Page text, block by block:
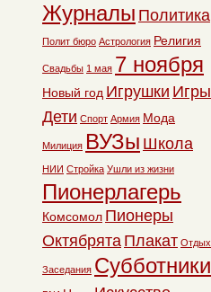
Журналы Политика
Полит бюро Астрология Религия
Свадьбы 1 мая 7 ноября
Новый год Игрушки Игры
Дети Спорт Армия Мода
Милиция ВУЗы Школа
НИИ Стройка Ушли из жизни
Пионерлагерь
Комсомол Пионеры
Октябрята Плакат Отдых
Заседания Субботники